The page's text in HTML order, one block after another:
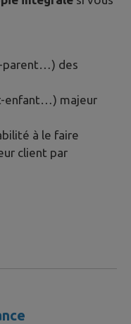
parent…) des
enfant…) majeur
à le faire
client par